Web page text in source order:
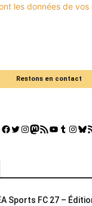
les données de
Restons en contact
Facebook
Twitter
Instagram
Mastodon
Flux RSSYouTube
Tumblr
Sports FC 27 –